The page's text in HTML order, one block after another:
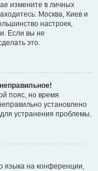
измените в личных
Москва, Киев и
настроек,
Если вы не
это.
пояс, но время
установлено
устранения проблемы.
языка на конференции,